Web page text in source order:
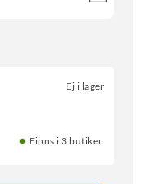
Ej i lager
Finns i 3 butiker.